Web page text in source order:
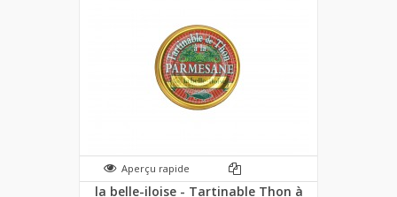
Aperçu rapide
la belle-iloise - Tartinable Thon à